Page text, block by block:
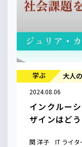
学ぶ 大人
2024.08.06
インクルー
ザインはど
関 洋子 IT ライタ